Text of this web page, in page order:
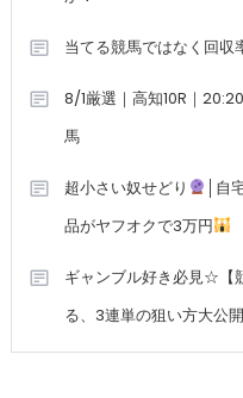
当てる競馬ではなく回収
8/1厳選｜高知10R｜
馬
超小さい奴せどり
│
品がヤフオクで3万円
ギャンブル好き必見☆【
る、3連単の狙い方大公開